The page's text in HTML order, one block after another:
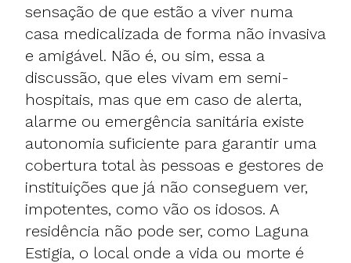
sensação de que estão a viver numa
casa medicalizada de forma não invasiva
e amigável. Não é, ou sim, essa a
discussão, que eles vivam em semi-
hospitais, mas que em caso de alerta,
alarme ou emergência sanitária existe
autonomia suficiente para garantir uma
cobertura total às pessoas e gestores de
instituições que já não conseguem ver,
impotentes, como vão os idosos. A
residência não pode ser, como Laguna
Estigia, o local onde a vida ou morte é